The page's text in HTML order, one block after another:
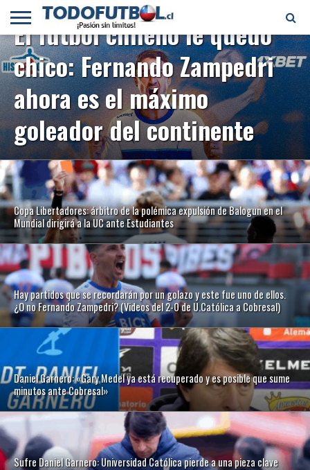
PRIMERA
DIVISIÓN
PRIMERA
B
SELECCIÓN
CHILENA
CHILENOS
EN EL
MUNDO
FÚTBOL
INTERNACIONAL
El fútbol chileno le quedó
chico: Fernando Zampedri
ahora es el máximo
goleador del continente
Copa Libertadores: árbitro de la polémica expulsión de Balogun en el
Mundial dirigirá a la UC ante Estudiantes
Hay partidos que se recordarán por un golazo y este fue uno de ellos.
¿O no Fernando Zampedri? (Videos del 2-0 de U.Católica a Cobresal)
Daniel Garnero: «Gary Medel ya está recuperado y es posible que sume
minutos ante Cobresal»
Sufre Daniel Garnero: Universidad Católica pierde a una pieza clave